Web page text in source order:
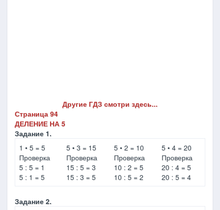
Другие ГДЗ смотри здесь...
Страница 94
ДЕЛЕНИЕ НА 5
Задание 1.
1 • 5 = 5
Проверка
5 : 5 = 1
5 : 1 = 5
5 • 3 = 15
Проверка
15 : 5 = 3
15 : 3 = 5
5 • 2 = 10
Проверка
10 : 2 = 5
10 : 5 = 2
5 • 4 = 20
Проверка
20 : 4 = 5
20 : 5 = 4
Задание 2.